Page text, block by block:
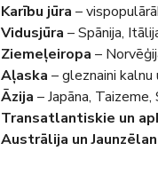
Karību jūra –
Vidusjūra – Spānija,
Ziemeļeiropa –
Aļaska – gleznaini kalnu
Āzija – Japāna, Taizeme,
Transatlantiskie un
Austrālija un